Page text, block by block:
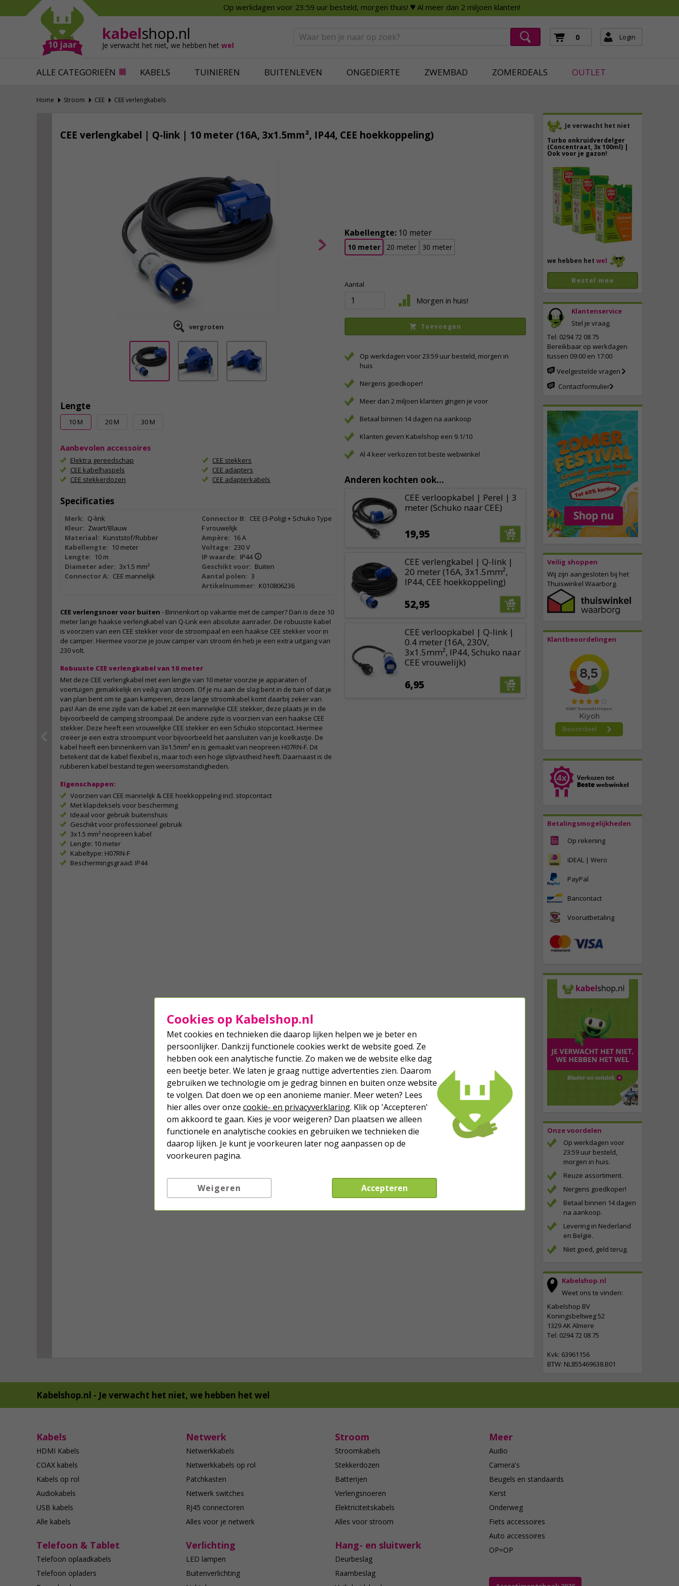
Op werkdagen voor 23:59 uur besteld, morgen thuis! ♥ Al meer dan 2 miljoen klanten!
kabelshop.nl
Je verwacht het niet, we hebben het wel
0 Login
ALLE CATEGORIEËN KABELS TUINIEREN BUITENLEVEN ONGEDIERTE ZWEMBAD ZOMERDEALS OUTLET
Mollen verjagen
Slakken bestrijden
Katten verjagen
Alles tegen ongedierte
Verfbenodigdheden
Behangbenodigdheden
Ventilatie
Smart Home
Deurbellen
Slimme beveiliging
Home Stroom CEE CEE verlengkabels
Je verwacht het niet
Turbo onkruidverdelger
(Concentraat, 3x 100ml) |
Ook voor je gazon!
40,
we hebben het wel
Bestel mee
Klantenservice
Stel je vraag.
Tel: 0294 72 08 75
Bereikbaar op werkdagen
tussen 09:00 en 17:00
Veelgestelde vragen
Contactformulier
Veilig shoppen
Wij zijn aangesloten bij het
Thuiswinkel Waarborg.
Klantbeoordelingen
Betalingsmogelijkheden
Op rekening
iDEAL | Wero
PayPal
Bancontact
Vooruitbetaling
Onze voordelen
Op werkdagen voor
23:59 uur besteld,
morgen in huis.
Reuze assortiment.
Nergens goedkoper!
Betaal binnen 14 dagen
na aankoop.
Levering in Nederland
en België.
Niet goed, geld terug.
Kabelshop.nl
Weet ons te vinden:
Kabelshop BV
Koningsbeltweg 52
1329 AK Almere
Tel: 0294 72 08 75
Kvk: 63961156
BTW: NL855469638.B01
CEE verlengkabel | Q-link | 10 meter (16A, 3x1.5mm², IP44, CEE hoekkoppeling)
vergroten
Lengte
10 M 20 M 30 M
Aanbevolen accessoires
Elektra gereedschap
CEE kabelhaspels
CEE stekkerdozen
CEE stekkers
CEE adapters
CEE adapterkabels
Specificaties
Merk: Q-link
Kleur: Zwart/Blauw
Materiaal: Kunststof/Rubber
Kabellengte: 10 meter
Lengte: 10 m
Diameter ader: 3x1.5 mm²
Connector A: CEE mannelijk
Connector B: CEE (3-Polig) + Schuko Type
F vrouwelijk
Ampère: 16 A
Voltage: 230 V
IP waarde: IP44
Geschikt voor: Buiten
Aantal polen: 3
Artikelnummer: K010806236
CEE verlengsnoer voor buiten - Binnenkort op vakantie met de camper? Dan is deze 10
meter lange haakse verlengkabel van Q-Link een absolute aanrader. De robuuste kabel
is voorzien van een CEE stekker voor de stroompaal en een haakse CEE stekker voor in
de camper. Hiermee voorzie je jouw camper van stroom én heb je een extra uitgang van
230 volt.
Robuuste CEE verlengkabel van 10 meter
Met deze CEE verlengkabel met een lengte van 10 meter voorzie je apparaten of
voertuigen gemakkelijk en veilig van stroom. Of je nu aan de slag bent in de tuin of dat je
van plan bent om te gaan kamperen, deze lange stroomkabel komt daarbij zeker van
pas! Aan de ene zijde van de kabel zit een mannelijke CEE stekker, deze plaats je in de
bijvoorbeeld de camping stroompaal. De andere zijde is voorzien van een haakse CEE
stekker. Deze heeft een vrouwelijke CEE stekker en een Schuko stopcontact. Hiermee
creëer je een extra stroompunt voor bijvoorbeeld het aansluiten van je koelkastje. De
kabel heeft een binnenkern van 3x1.5mm² en is gemaakt van neopreen H07RN-F. Dit
betekent dat de kabel flexibel is, maar toch een hoge slijtvastheid heeft. Daarnaast is de
rubberen kabel bestand tegen weersomstandigheden.
Eigenschappen:
Voorzien van CEE mannelijk & CEE hoekkoppeling incl. stopcontact
Met klapdeksels voor bescherming
Ideaal voor gebruik buitenshuis
Geschikt voor professioneel gebruik
3x1.5 mm² neopreen kabel
Lengte: 10 meter
Kabeltype: H07RN-F
Beschermingsgraad: IP44
Kabellengte: 10 meter
10 meter 20 meter 30 meter
Aantal
Morgen in huis!
Toevoegen
Op werkdagen voor 23:59 uur besteld, morgen in
huis
Nergens goedkoper!
Meer dan 2 miljoen klanten gingen je voor
Betaal binnen 14 dagen na aankoop
Klanten geven Kabelshop een 9.1/10
Al 4 keer verkozen tot beste webwinkel
Anderen kochten ook...
CEE verloopkabel | Perel | 3
meter (Schuko naar CEE)
19,95
CEE verlengkabel | Q-link |
20 meter (16A, 3x1.5mm²,
IP44, CEE hoekkoppeling)
52,95
CEE verloopkabel | Q-link |
0.4 meter (16A, 230V,
3x1.5mm², IP44, Schuko naar
CEE vrouwelijk)
6,95
Kabelshop.nl - Je verwacht het niet, we hebben het wel
Kabels
HDMI Kabels
COAX kabels
Kabels op rol
Audiokabels
USB kabels
Alle kabels
Netwerk
Netwerkkabels
Netwerkkabels op rol
Patchkasten
Netwerk switches
RJ45 connectoren
Alles voor je netwerk
Stroom
Stroomkabels
Stekkerdozen
Batterijen
Verlengsnoeren
Elektriciteitskabels
Alles voor stroom
Telefoon & Tablet
Telefoon oplaadkabels
Telefoon opladers
Verlichting
LED lampen
Buitenverlichting
Hang- en sluitwerk
Deurbeslag
Raambeslag
Meer
Audio
Camera's
Beugels en standaards
Kerst
Onderweg
Fiets accessoires
Auto accessoires
OP=OP
Cookies op Kabelshop.nl
Met cookies en technieken die daarop lijken helpen we je beter en
persoonlijker. Dankzij functionele cookies werkt de website goed. Ze
hebben ook een analytische functie. Zo maken we de website elke dag
een beetje beter. We laten je graag nuttige advertenties zien. Daarom
gebruiken we technologie om je gedrag binnen en buiten onze website
te volgen. Dat doen we op een anonieme manier. Meer weten? Lees
hier alles over onze cookie- en privacyverklaring. Klik op 'Accepteren'
om akkoord te gaan. Kies je voor weigeren? Dan plaatsen we alleen
functionele en analytische cookies en gebruiken we technieken die
daarop lijken. Je kunt je voorkeuren later nog aanpassen op de
voorkeuren pagina.
Accepteren
Weigeren